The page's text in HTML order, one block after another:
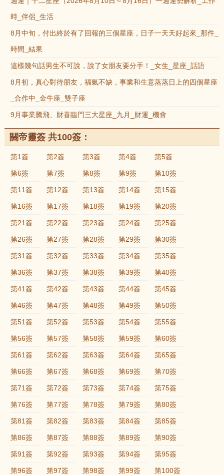
時_伴侶_生活
8月中旬，付出終於有了回報的三個星座，日子一天天好起來_那件_
時間_結果
這樣幾句話男生不可說，說了女朋友要分手！_女生_星座_話語
8月初，真心對待朋友，福氣不缺，事業和生意蒸蒸日上的四個星座
_合作中_金牛座_雙子座
9月事業騰飛、財喜臨門三大星座_九月_財運_機會
關帝靈簽 共100簽：
第1簽 第2簽 第3簽 第4簽 第5簽
第6簽 第7簽 第8簽 第9簽 第10簽
第11簽 第12簽 第13簽 第14簽 第15簽
第16簽 第17簽 第18簽 第19簽 第20簽
第21簽 第22簽 第23簽 第24簽 第25簽
第26簽 第27簽 第28簽 第29簽 第30簽
第31簽 第32簽 第33簽 第34簽 第35簽
第36簽 第37簽 第38簽 第39簽 第40簽
第41簽 第42簽 第43簽 第44簽 第45簽
第46簽 第47簽 第48簽 第49簽 第50簽
第51簽 第52簽 第53簽 第54簽 第55簽
第56簽 第57簽 第58簽 第59簽 第60簽
第61簽 第62簽 第63簽 第64簽 第65簽
第66簽 第67簽 第68簽 第69簽 第70簽
第71簽 第72簽 第73簽 第74簽 第75簽
第76簽 第77簽 第78簽 第79簽 第80簽
第81簽 第82簽 第83簽 第84簽 第85簽
第86簽 第87簽 第88簽 第89簽 第90簽
第91簽 第92簽 第93簽 第94簽 第95簽
第96簽 第97簽 第98簽 第99簽 第100簽